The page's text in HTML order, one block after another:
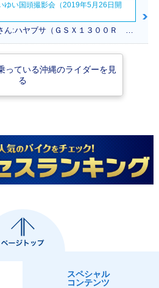
ゆい国頭撮影会（2019年5月26日開
ブラウンさん:ハヤブサ（ＧＳＸ１３００Ｒ Ｈａｙａｂｕｓａ）(スズキ)
っている沖縄のライダーを見
る
スペシャル
コンテンツ